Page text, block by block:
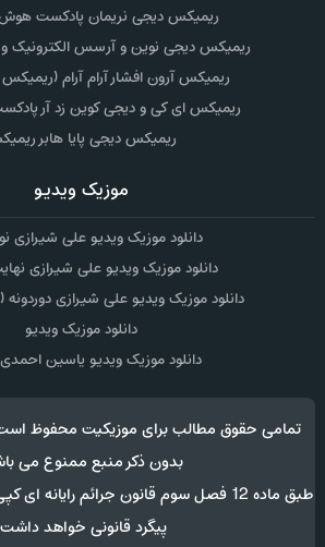
ریمیکس دیجی نریمان پادکست
ریمیکس دیجی نوین و آرسس الکترونیک و
ریمیکس آرون افشار آرام آرام
ریمیکس ای کی و دیجی کوین زد آر
ریمیکس دیجی پایا هابر
موزیک ویدیو
دانلود موزیک ویدیو علی شیرازی
دانلود موزیک ویدیو علی شیرازی
دانلود موزیک ویدیو علی شیرازی
دانلود موزیک ویدیو
دانلود موزیک ویدیو یاسین
تمامی حقوق مطالب برای موزیکیت محفوظ
بدون ذکر منبع ممنوع می
طبق ماده 12 فصل سوم قانون جرائم رایانه
پیگرد قانونی خواهد